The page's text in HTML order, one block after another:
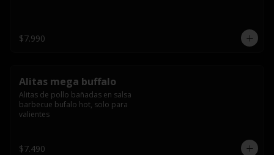
$7.990
Alitas mega buffalo
Alitas de pollo bañadas en salsa
barbecue bufalo hot, solo para
valientes
$7.490